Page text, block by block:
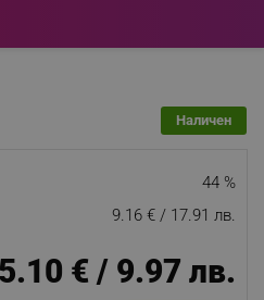
Наличен
44 %
9.16 € / 17.91 лв.
5.10 € / 9.97 лв.